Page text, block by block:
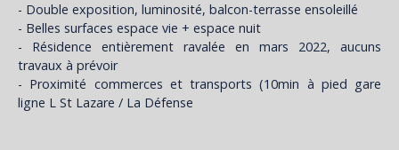
- Double exposition, luminosité, balcon-terrasse ensoleillé
- Belles surfaces espace vie + espace nuit
- Résidence entièrement ravalée en mars 2022, aucuns
travaux à prévoir
- Proximité commerces et transports (10min à pied gare
ligne L St Lazare / La Défense